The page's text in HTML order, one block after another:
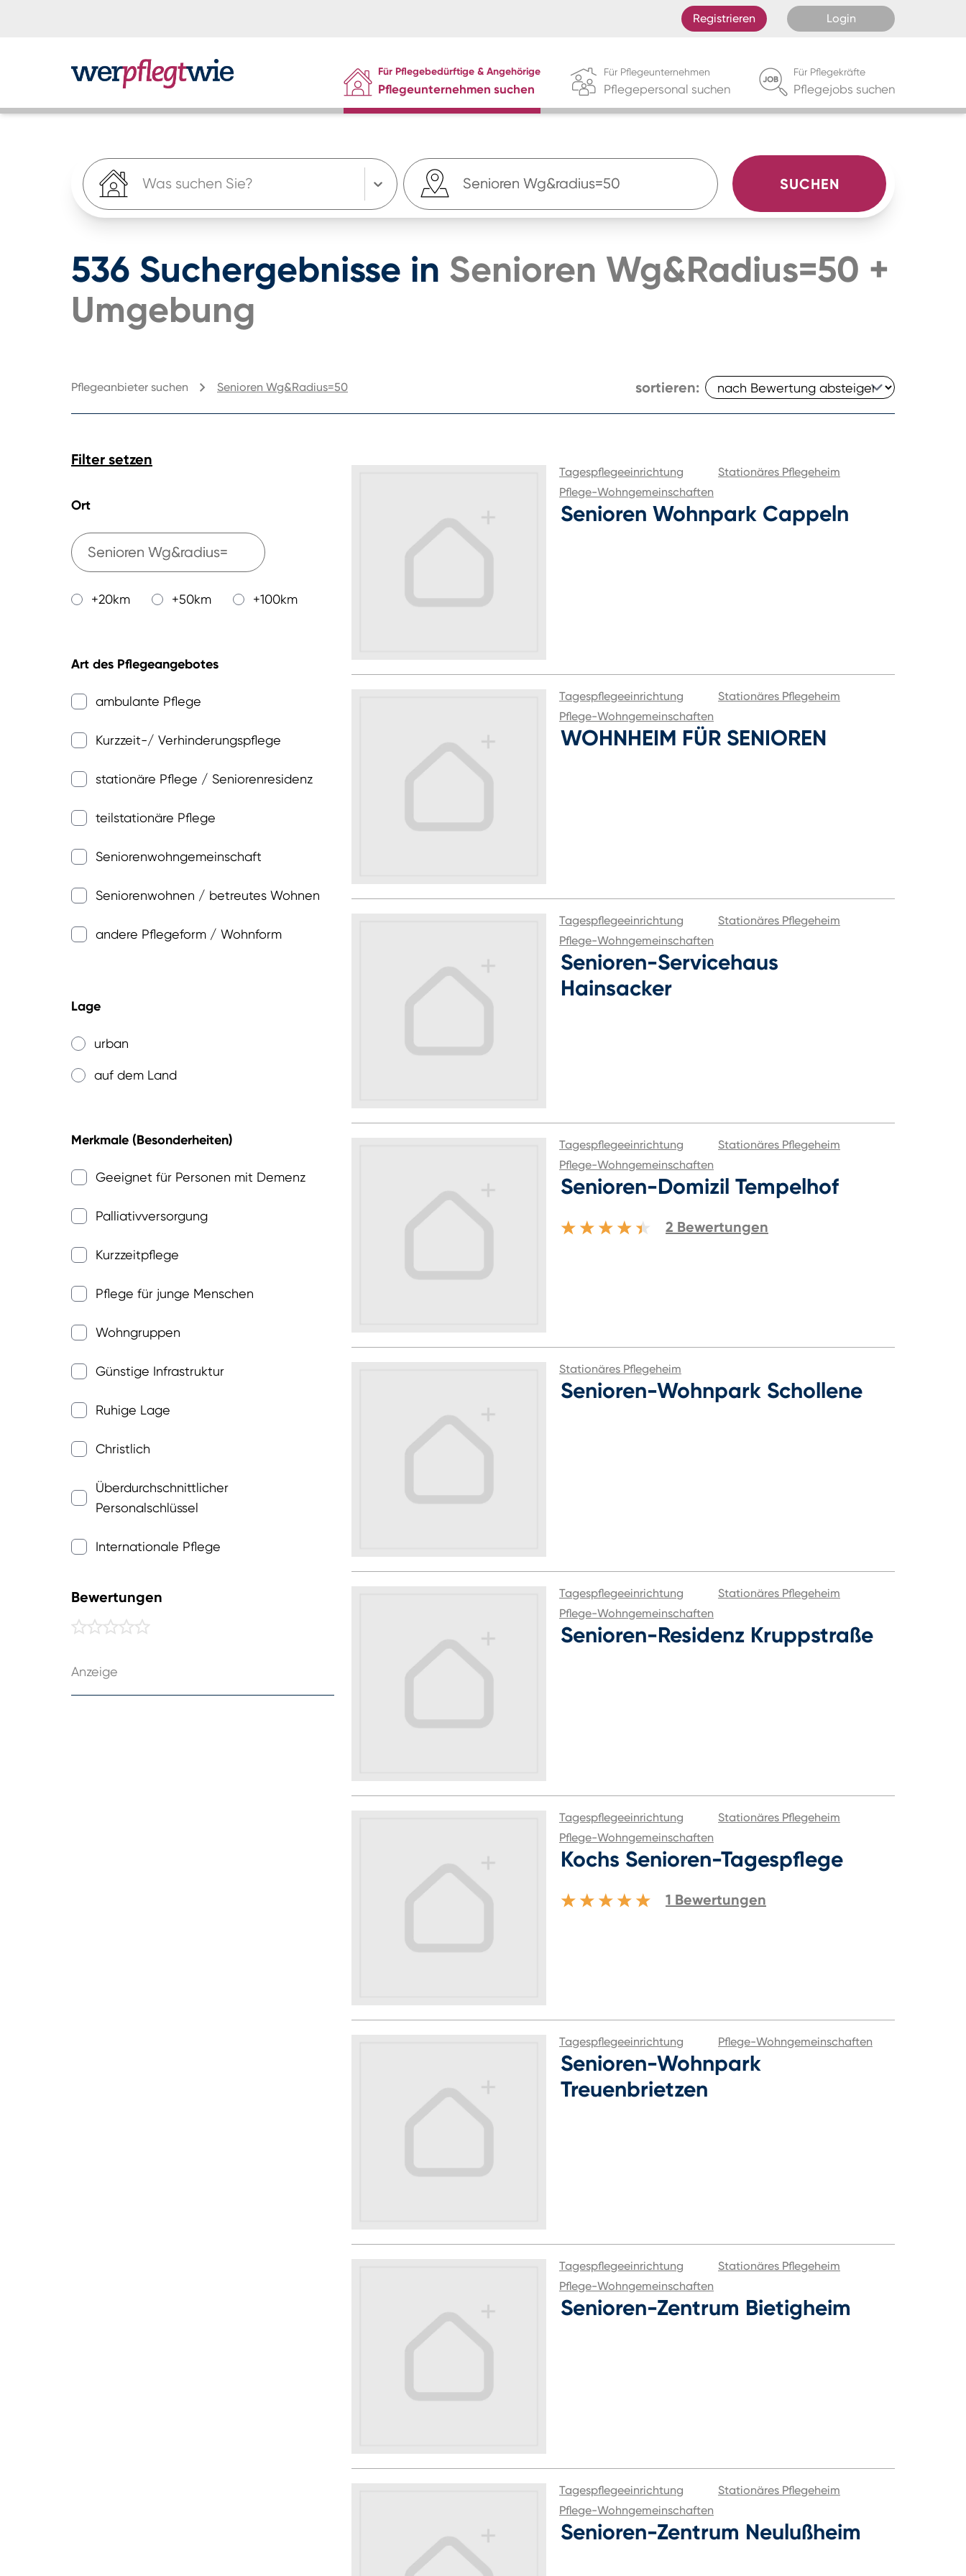
Registrieren Login
Für Pflegebedürftige & Angehörige
Pflegeunternehmen suchen
Für Pflegeunternehmen
Pflegepersonal suchen
Für Pflegekräfte
Pflegejobs suchen
Was suchen Sie? SUCHEN
536 Suchergebnisse in Senioren Wg&radius=50 +
Umgebung
Pflegeanbieter suchen Senioren Wg&radius=50 sortieren:
Filter setzen
Ort
+20km +50km +100km
Art des Pflegeangebotes
ambulante Pflege
Kurzzeit-/ Verhinderungspflege
stationäre Pflege / Seniorenresidenz
teilstationäre Pflege
Seniorenwohngemeinschaft
Seniorenwohnen / betreutes Wohnen
andere Pflegeform / Wohnform
Lage
urban
auf dem Land
Merkmale (Besonderheiten)
Geeignet für Personen mit Demenz
Palliativversorgung
Kurzzeitpflege
Pflege für junge Menschen
Wohngruppen
Günstige Infrastruktur
Ruhige Lage
Christlich
Überdurchschnittlicher
Personalschlüssel
Internationale Pflege
Bewertungen
Anzeige
Tagespflegeeinrichtung
Stationäres Pflegeheim
Pflege-Wohngemeinschaften
Senioren Wohnpark Cappeln
Tagespflegeeinrichtung
Stationäres Pflegeheim
Pflege-Wohngemeinschaften
WOHNHEIM FÜR SENIOREN
Tagespflegeeinrichtung
Stationäres Pflegeheim
Pflege-Wohngemeinschaften
Senioren-Servicehaus
Hainsacker
Tagespflegeeinrichtung
Stationäres Pflegeheim
Pflege-Wohngemeinschaften
Senioren-Domizil Tempelhof
2 Bewertungen
Stationäres Pflegeheim
Senioren-Wohnpark Schollene
Tagespflegeeinrichtung
Stationäres Pflegeheim
Pflege-Wohngemeinschaften
Senioren-Residenz Kruppstraße
Tagespflegeeinrichtung
Stationäres Pflegeheim
Pflege-Wohngemeinschaften
Kochs Senioren-Tagespflege
1 Bewertungen
Tagespflegeeinrichtung Pflege-Wohngemeinschaften
Senioren-Wohnpark
Treuenbrietzen
Tagespflegeeinrichtung
Stationäres Pflegeheim
Pflege-Wohngemeinschaften
Senioren-Zentrum Bietigheim
Tagespflegeeinrichtung
Stationäres Pflegeheim
Pflege-Wohngemeinschaften
Senioren-Zentrum Neulußheim